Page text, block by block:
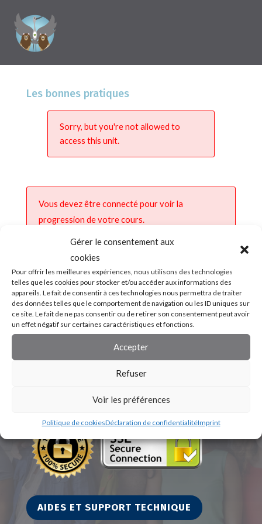
Gérer le consentement aux
cookies
Pour offrir les meilleures expériences, nous utilisons des technologies
telles que les cookies pour stocker et/ou accéder aux informations des
appareils. Le fait de consentir à ces technologies nous permettra de traiter
des données telles que le comportement de navigation ou les ID uniques sur
ce site. Le fait de ne pas consentir ou de retirer son consentement peut avoir
un effet négatif sur certaines caractéristiques et fonctions.
Accepter
Refuser
Voir les préférences
Politique de cookiesDéclaration de confidentialitéImprint
Les bonnes pratiques
Sorry, but you're not allowed to
access this unit.
Vous devez être connecté pour voir la
progression de votre cours.
AIDES ET SUPPORT TECHNIQUE